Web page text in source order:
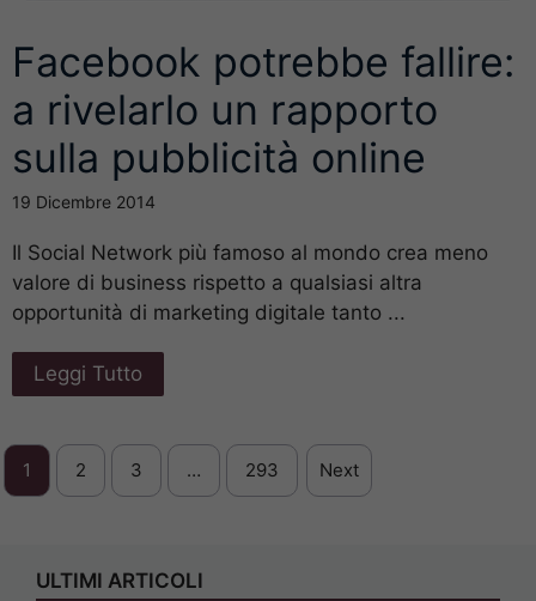
Facebook potrebbe fallire:
a rivelarlo un rapporto
sulla pubblicità online
19 Dicembre 2014
Il Social Network più famoso al mondo crea meno
valore di business rispetto a qualsiasi altra
opportunità di marketing digitale tanto ...
Leggi Tutto
1 2 3 … 293 Next
ULTIMI ARTICOLI